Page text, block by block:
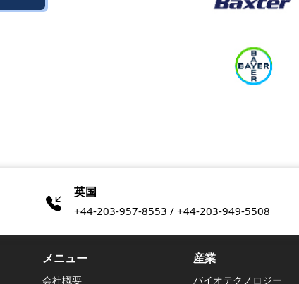
英国
+44-203-957-8553 / +44-203-949-5508
メニュー
会社概要
産業
バイオテクノロジー